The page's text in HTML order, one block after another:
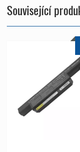
Související